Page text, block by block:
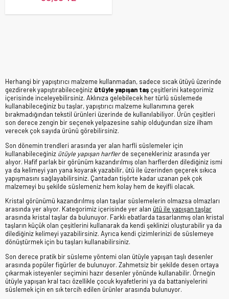
Herhangi bir yapıştırıcı malzeme kullanmadan, sadece sıcak ütüyü üzerinde
gezdirerek yapıştırabileceğiniz ütüyle yapışan taş çeşitlerini kategorimiz
içerisinde inceleyebilirsiniz. Aklınıza gelebilecek her türlü süslemede
kullanabileceğiniz bu taşlar, yapıştırıcı malzeme kullanımına gerek
bırakmadığından tekstil ürünleri üzerinde de kullanılabiliyor. Ürün çeşitleri
son derece zengin bir seçenek yelpazesine sahip olduğundan size ilham
verecek çok sayıda ürünü görebilirsiniz.
Son dönemin trendleri arasında yer alan harfli süslemeler için
kullanabileceğiniz ütüyle yapışan harflerde seçenekleriniz arasında yer
alıyor. Hafif parlak bir görünüm kazandırılmış olan harflerden dilediğiniz ismi
ya da kelimeyi yan yana koyarak yazabilir, ütü ile üzerinden geçerek sıkıca
yapışmasını sağlayabilirsiniz. Çantadan tişörte kadar uzanan pek çok
malzemeyi bu şekilde süslemeniz hem kolay hem de keyifli olacak.
Kristal görünümü kazandırılmış olan taşlar süslemelerin olmazsa olmazları
arasında yer alıyor. Kategorimiz içerisinde yer alan ütü ile yapışan taşlar
arasında kristal taşlar da bulunuyor. Farklı ebatlarda tasarlanmış olan kristal
taşların küçük olan çeşitlerini kullanarak da kendi şeklinizi oluşturabilir ya da
dilediğiniz kelimeyi yazabilirsiniz. Ayrıca kendi çizimlerinizi de süslemeye
dönüştürmek için bu taşları kullanabilirsiniz.
Son derece pratik bir süsleme yöntemi olan ütüyle yapışan taşlı desenler
arasında popüler figürler de bulunuyor. Zahmetsiz bir şekilde desen ortaya
çıkarmak isteyenler seçimini hazır desenler yönünde kullanabilir. Örneğin
ütüyle yapışan kral tacı özellikle çocuk kıyafetlerini ya da battaniyelerini
süslemek için en sık tercih edilen ürünler arasında bulunuyor.